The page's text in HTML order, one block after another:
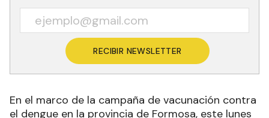
RECIBIR NEWSLETTER
En el marco de la campaña de vacunación contra
el dengue en la provincia de Formosa, este lunes